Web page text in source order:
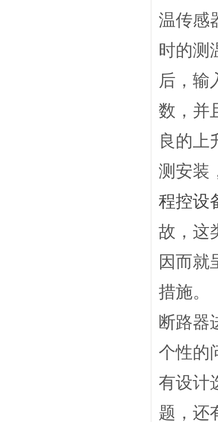
温传感
时的测
后，输
数，并
良的上
测安装
程控设
故，这
因而就
措施。
断路器
个性的
有设计
题，还